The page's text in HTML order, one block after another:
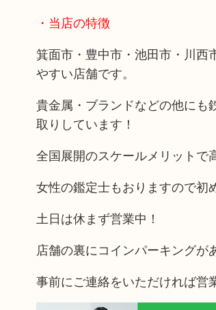
・当店の特徴
箕面市・豊中市・池田市・川西
やすい店舗です。
貴金属・ブランドなどの他にも
取りしています！
全国展開のスケールメリットで
女性の鑑定士もおりますので初
土日は休まず営業中！
店舗の裏にコインパーキングが
事前にご連絡をいただければ営